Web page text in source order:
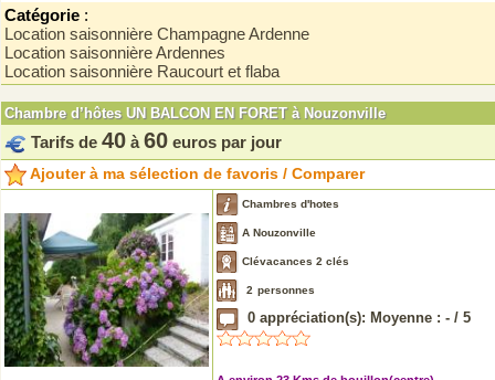
Catégorie :
Location saisonnière Champagne Ardenne
Location saisonnière Ardennes
Location saisonnière Raucourt et flaba
Chambre d’hôtes UN BALCON EN FORET à Nouzonville
Tarifs de 40 à 60 euros par jour
Ajouter à ma sélection de favoris / Comparer
Chambres d'hotes
A Nouzonville
Clévacances 2 clés
2 personnes
0 appréciation(s): Moyenne : - / 5